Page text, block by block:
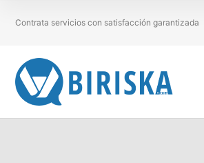
Contrata servicios con satisfacción garantizada